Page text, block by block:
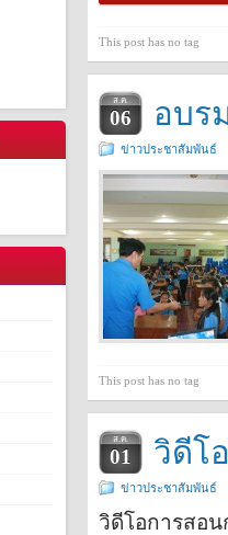
This post has no tag
ส.ค.
06 อบร
ข่าวประชาสัมพันธ์
This post has no tag
ส.ค.
01 วิดีโ
ข่าวประชาสัมพันธ์
วิดีโอการสอน